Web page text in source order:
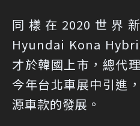
同樣在2020世界
Hyundai Kona
才於韓國上市，總代
今年台北車展中引進
源車款的發展。